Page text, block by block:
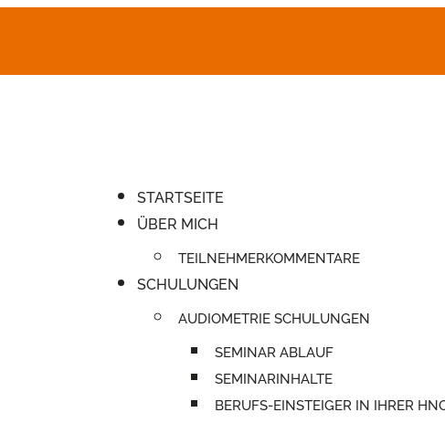
STARTSEITE
ÜBER MICH
TEILNEHMERKOMMENTARE
SCHULUNGEN
AUDIOMETRIE SCHULUNGEN
SEMINAR ABLAUF
SEMINARINHALTE
BERUFS-EINSTEIGER IN IHRER